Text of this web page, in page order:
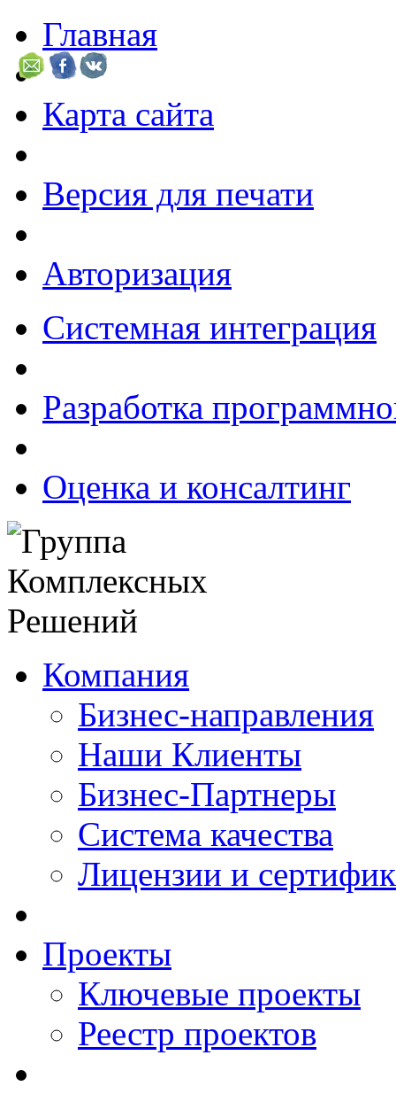
Главная
Карта сайта
Версия для печати
Авторизация
Системная интеграция
Разработка
Оценка и консалтинг
Компания
Бизнес-направления
Наши Клиенты
Бизнес-Партнеры
Система качества
Лицензии и
Проекты
Ключевые проекты
Реестр проектов